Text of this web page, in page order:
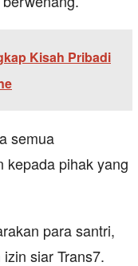
Kisah Pribadi
semua
kepada pihak yang
para santri,
siar Trans7.